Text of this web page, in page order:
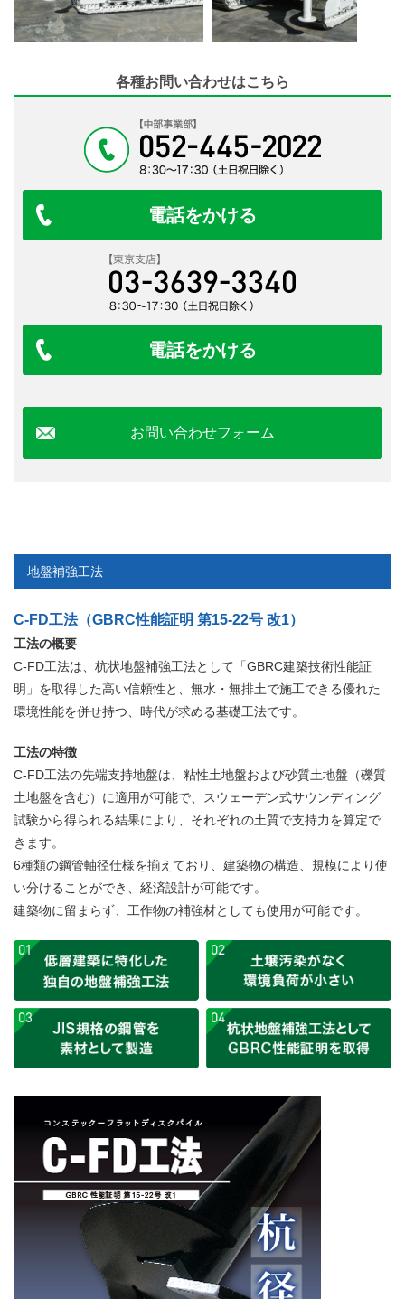
各種お問い合わせはこちら
電話をかける
電話をかける
お問い合わせフォーム
地盤補強工法
C-FD工法（GBRC性能証明 第15-22号 改1）
工法の概要
C-FD工法は、杭状地盤補強工法として「GBRC建築技術性能証
明」を取得した高い信頼性と、無水・無排土で施工できる優れた
環境性能を併せ持つ、時代が求める基礎工法です。
工法の特徴
C-FD工法の先端支持地盤は、粘性土地盤および砂質土地盤（礫質
土地盤を含む）に適用が可能で、スウェーデン式サウンディング
試験から得られる結果により、それぞれの土質で支持力を算定で
きます。
6種類の鋼管軸径仕様を揃えており、建築物の構造、規模により使
い分けることができ、経済設計が可能です。
建築物に留まらず、工作物の補強材としても使用が可能です。